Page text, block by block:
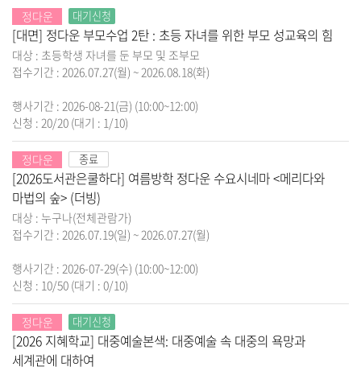
정다운
[대면] 정다운 부모수업 2탄 : 초등 자녀를 위한 부모 성교육의 힘
대상 : 초등학생 자녀를 둔 부모 및 조부모
접수기간 : 2026.07.27(월) ~ 2026.08.18(화)
행사기간 : 2026-08-21(금) (10:00~12:00)
신청 : 20/20 (대기 : 1/10)
대기신청
정다운
[2026도서관은쿨하다] 여름방학 정다운 수요시네마 <메리다와
마법의 숲> (더빙)
대상 : 누구나(전체관람가)
접수기간 : 2026.07.19(일) ~ 2026.07.27(월)
행사기간 : 2026-07-29(수) (10:00~12:00)
신청 : 10/50 (대기 : 0/10)
종료
정다운
[2026 지혜학교] 대중예술본색: 대중예술 속 대중의 욕망과
세계관에 대하여
대기신청